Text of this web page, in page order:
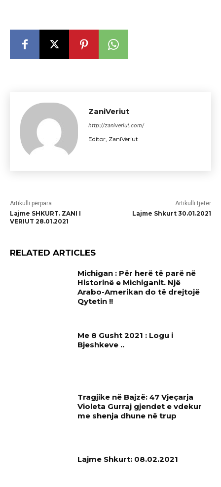
ZaniVeriut
http://zaniveriut.com/
Editor, ZaniVeriut
Artikulli përpara
Lajme SHKURT. ZANI I
VERIUT 28.01.2021
Artikulli tjetër
Lajme Shkurt 30.01.2021
RELATED ARTICLES
Michigan : Për herë të parë në
Historinë e Michiganit. Një
Arabo-Amerikan do të drejtojë
Qytetin !!
Me 8 Gusht 2021 : Logu i
Bjeshkeve ..
Tragjike në Bajzë: 47 Vjeçarja
Violeta Gurraj gjendet e vdekur
me shenja dhune në trup
Lajme Shkurt: 08.02.2021